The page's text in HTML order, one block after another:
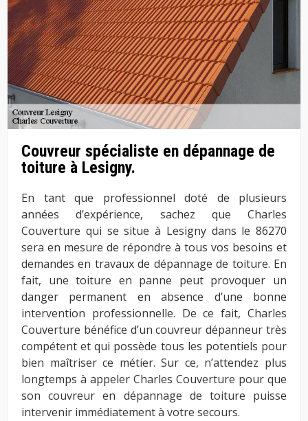
Couvreur spécialiste en dépannage de
toiture à Lesigny.
En tant que professionnel doté de plusieurs
années d’expérience, sachez que Charles
Couverture qui se situe à Lesigny dans le 86270
sera en mesure de répondre à tous vos besoins et
demandes en travaux de dépannage de toiture. En
fait, une toiture en panne peut provoquer un
danger permanent en absence d’une bonne
intervention professionnelle. De ce fait, Charles
Couverture bénéfice d’un couvreur dépanneur très
compétent et qui possède tous les potentiels pour
bien maîtriser ce métier. Sur ce, n’attendez plus
longtemps à appeler Charles Couverture pour que
son couvreur en dépannage de toiture puisse
intervenir immédiatement à votre secours.